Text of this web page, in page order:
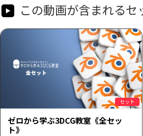
この動画が含まれるセ
セット
ゼロから学ぶ3DCG教室《全セッ
ト》